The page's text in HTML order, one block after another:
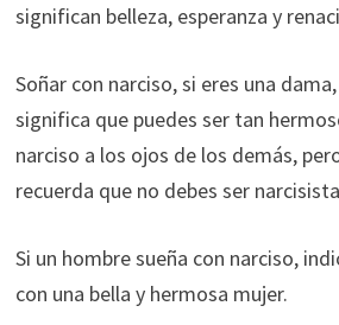
significan belleza, esperanza y
Soñar con narciso, si eres una
significa que puedes ser tan
narciso a los ojos de los demás,
recuerda que no debes ser
Si un hombre sueña con narciso,
con una bella y hermosa mujer.